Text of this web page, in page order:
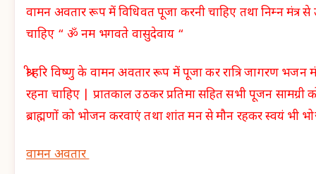
वामन अवतार रूप में विधिवत पूजा करनी चाहिए तथा निम्न मंत्र
चाहिए “ ॐ नम भगवते वासुदेवाय “
श्री हरि विष्णु के वामन अवतार रूप में पूजा कर रात्रि जागरण भजन
रहना चाहिए | प्रातकाल उठकर प्रतिमा सहित सभी पूजन सामग्री
ब्राह्मणों को भोजन करवाएं तथा शांत मन से मौन रहकर स्वयं भी
वामन अवतार